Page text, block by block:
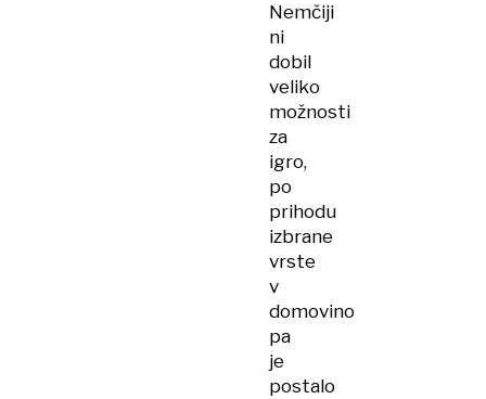
Nemčiji
ni
dobil
veliko
možnosti
za
igro,
po
prihodu
izbrane
vrste
v
domovino
pa
je
postalo